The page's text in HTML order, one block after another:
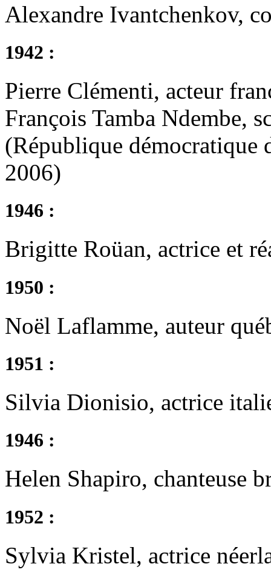
Alexandre Ivantchenkov,
1942 :
Pierre Clémenti, acteur
François Tamba Ndembe,
(République
2006)
1946 :
Brigitte Roüan, actrice et
1950 :
Noël Laflamme, auteur
1951 :
Silvia Dionisio, actrice
1946 :
Helen Shapiro, chanteuse
1952 :
Sylvia Kristel, actrice